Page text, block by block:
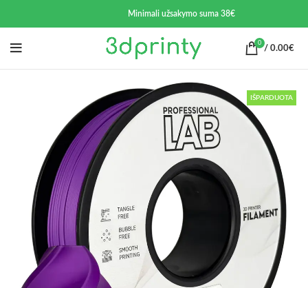
Minimali užsakymo suma 38€
0
/ 0.00€
IŠPARDUOTA